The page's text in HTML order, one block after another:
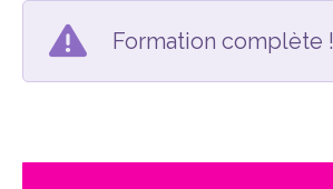
Formation complète !